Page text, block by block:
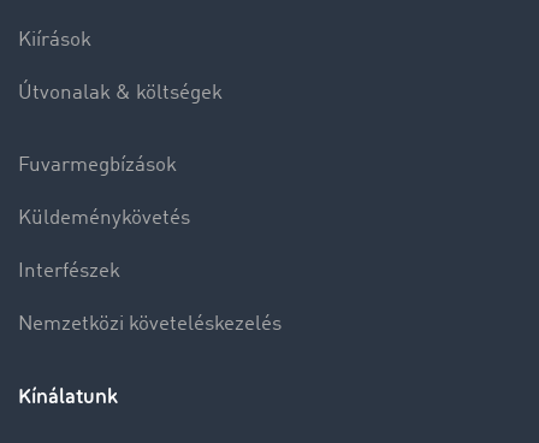
Kiírások
Útvonalak & költségek
Fuvarmegbízások
Küldeménykövetés
Interfészek
Nemzetközi követeléskezelés
Kínálatunk